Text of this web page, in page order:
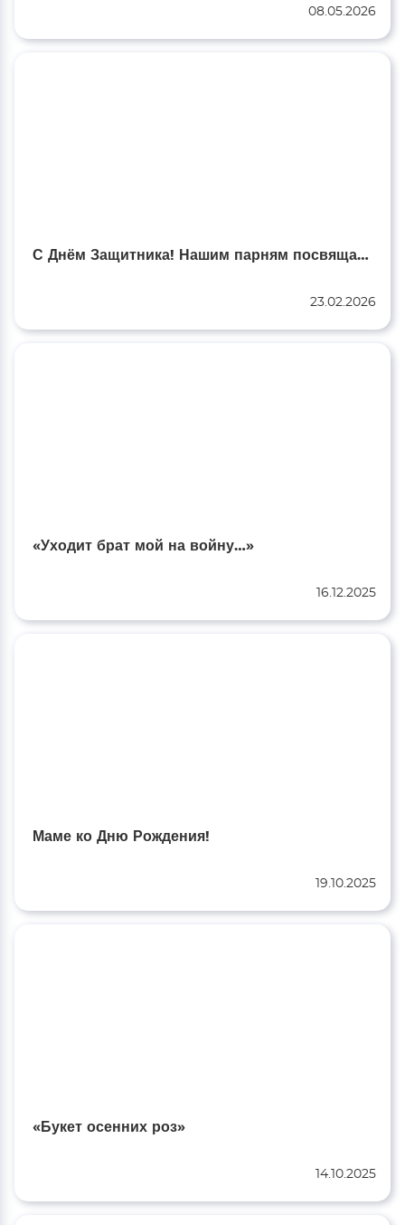
08.05.2026
С Днём Защитника! Нашим парням посвящается…
23.02.2026
«Уходит брат мой на войну…»
16.12.2025
Маме ко Дню Рождения!
19.10.2025
«Букет осенних роз»
14.10.2025